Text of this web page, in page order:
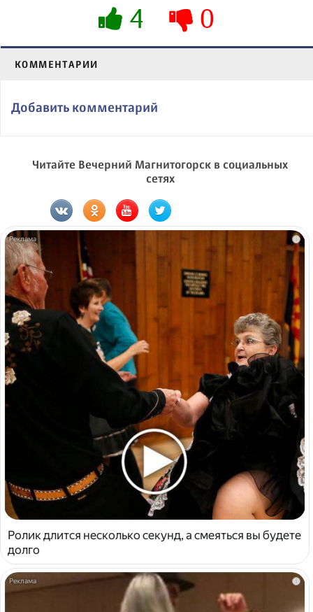
4 0
КОММЕНТАРИИ
Добавить комментарий
Читайте Вечерний Магнитогорск в социальных
сетях
i
Ролик длится несколько секунд, а смеяться вы будете
долго
i